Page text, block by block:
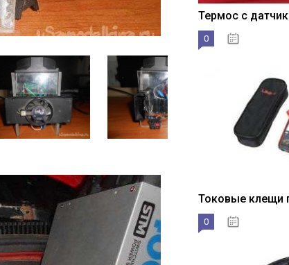
Термос с
0
Токовые клещи
0